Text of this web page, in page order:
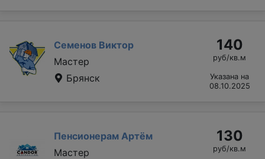
Семенов Виктор
Мастер
Брянск
140
руб/кв.м
Указана на
08.10.2025
Пенсионерам Артём
Мастер
130
руб/кв.м